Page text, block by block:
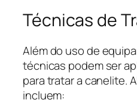
Técnicas de
Além do uso de
técnicas podem ser
para tratar a canelite.
incluem: